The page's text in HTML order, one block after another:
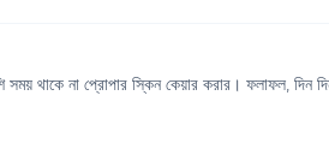
সময় থাকে না প্রোপার স্কিন কেয়ার করার। ফলাফল, দিন